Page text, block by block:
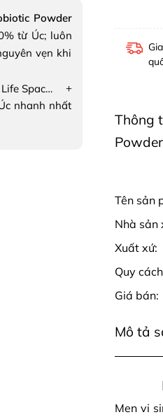
Powder
từ Úc; luôn
vẹn khi
Men vi sinh cho bé Life Space Probiotic Powder for Baby
+
nhanh nhất
Thông
Tên sản
Nhà sản
Xuất xứ:
Quy
Giá bán:
Mô tả
Men vi